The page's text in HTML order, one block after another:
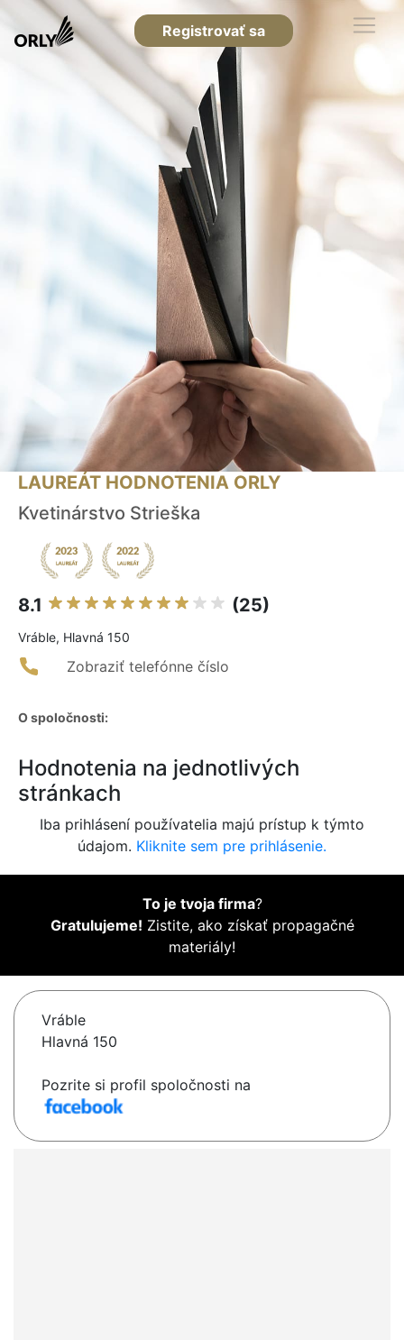
Registrovať sa
LAUREÁT HODNOTENIA ORLY
Kvetinárstvo Strieška
8.1 (25)
Vráble, Hlavná 150
Zobraziť telefónne číslo
O spoločnosti:
Hodnotenia na jednotlivých
stránkach
Iba prihlásení používatelia majú prístup k týmto
údajom. Kliknite sem pre prihlásenie.
To je tvoja firma?
Gratulujeme! Zistite, ako získať propagačné
materiály!
Vráble
Hlavná 150
Pozrite si profil spoločnosti na